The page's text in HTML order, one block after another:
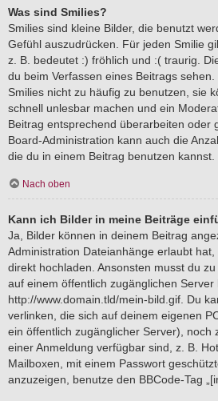
Was sind Smilies?
Smilies sind kleine Bilder, die benutzt
Gefühl auszudrücken. Für jeden Smilie
z. B. bedeutet :) fröhlich und :( traurig.
du beim Verfassen eines Beitrags sehen.
Smilies nicht zu häufig zu benutzen, sie
schnell unlesbar machen und ein
Beitrag entsprechend überarbeiten oder
Board-Administration kann auch die
die du in einem Beitrag benutzen kannst.
Nach oben
Kann ich Bilder in meine Beiträge
Ja, Bilder können in deinem Beitrag
Administration Dateianhänge erlaubt
direkt hochladen. Ansonsten musst du
auf einem öffentlich zugänglichen Server
http://www.domain.tld/mein-bild.gif. Du
verlinken, die sich auf deinem eigenen
ein öffentlich zugänglicher Server), noch
einer Anmeldung verfügbar sind, z. B.
Mailboxen, mit einem Passwort
anzuzeigen, benutze den BBCode-Tag